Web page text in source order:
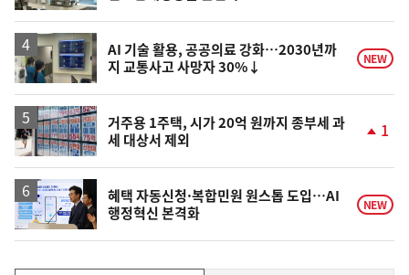
락
AI 기술 활용, 공공의료 강화…2030년까
지 교통사고 사망자 30%↓
NEW
거주용 1주택, 시가 20억 원까지 종부세 과
세 대상서 제외
승
1
혜택 자동신청·복합민원 원스톱 도입…AI
행정혁신 본격화
NEW